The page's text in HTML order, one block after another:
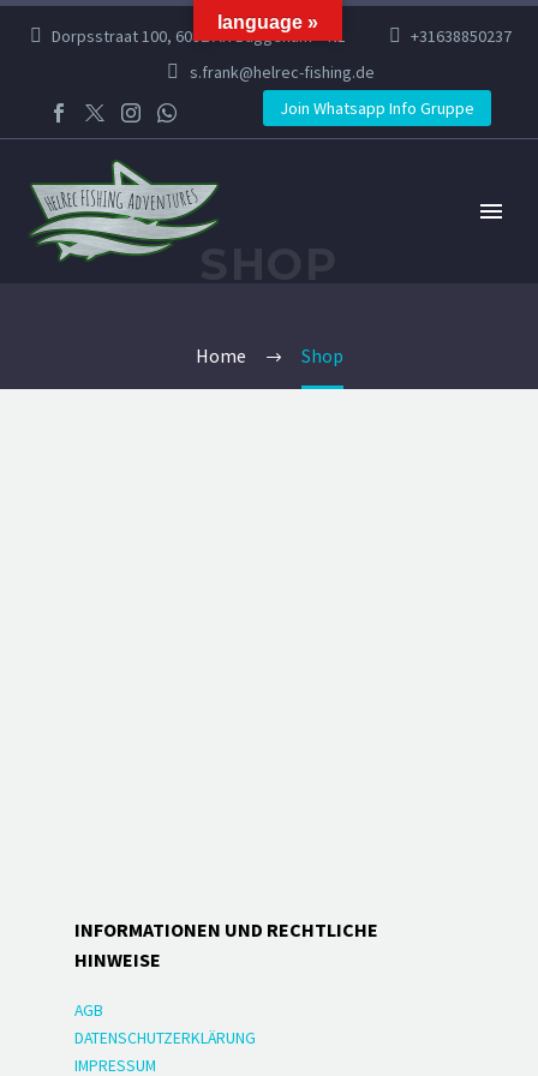
Dorpsstraat 100, 6082 AR Buggenum – NL
+31638850237
s.frank@helrec-fishing.de
Join Whatsapp Info Gruppe
Home Shop
INFORMATIONEN UND RECHTLICHE
HINWEISE
AGB
DATENSCHUTZERKLÄRUNG
IMPRESSUM
language »